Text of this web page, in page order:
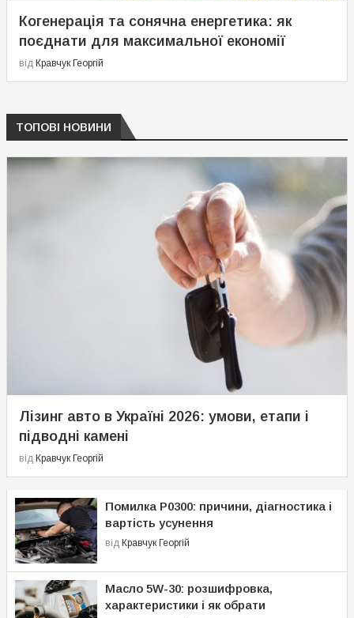
Когенерація та сонячна енергетика: як
поєднати для максимальної економії
від Кравчук Георгій
ТОПОВІ НОВИНИ
Лізинг авто в Україні 2026: умови, етапи і
підводні камені
від Кравчук Георгій
Помилка P0300: причини, діагностика і
вартість усунення
від Кравчук Георгій
Масло 5W-30: розшифровка,
характеристики і як обрати